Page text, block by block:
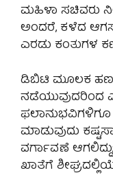
ಮಹಿಳಾ ಸಚಿವರು
ಅಂದರೆ, ಕಳೆದ
ಎರಡು ಕಂತುಗಳ
ಡಿಬಿಟಿ ಮೂಲಕ ಹಣ
ನಡೆಯುವುದರಿಂದ
ಫಲಾನುಭವಿಗಳಿಗೂ
ಮಾಡುವುದು
ವರ್ಗಾವಣೆ
ಖಾತೆಗೆ